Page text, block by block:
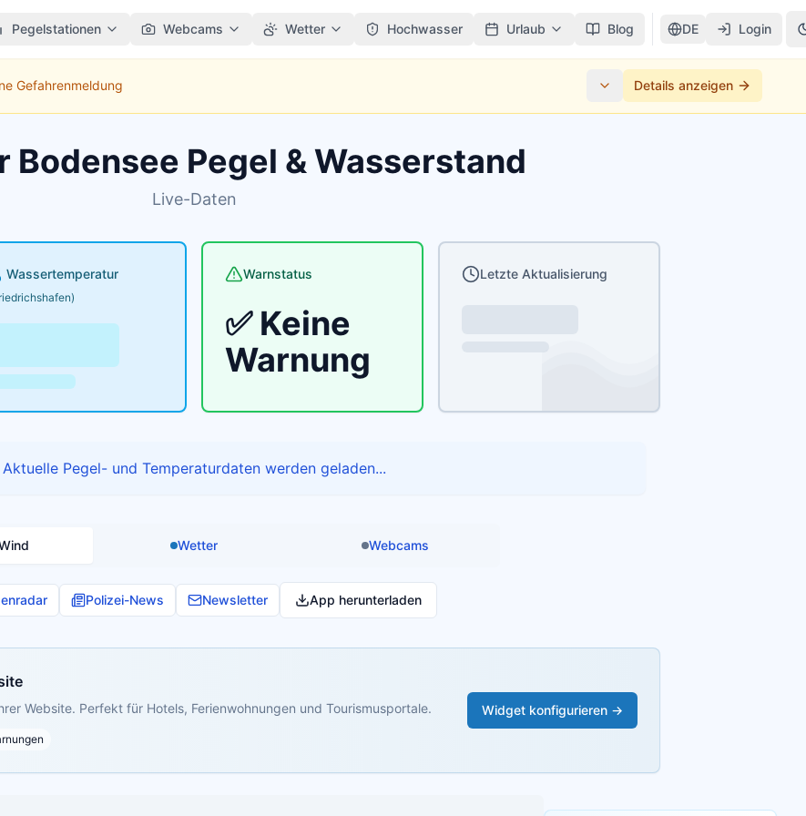
Pegelstationen Webcams Wetter Hochwasser Urlaub Blog DE Login
Gefahrenmeldung Details anzeigen
Bodensee Pegel & Wasserstand
Live-Daten
Wassertemperatur Warnstatus
✅ Keine
Warnung
Letzte Aktualisierung
Aktuelle Pegel- und Temperaturdaten werden geladen...
Wetter Webcams
Polizei-News Newsletter App herunterladen
Website. Perfekt für Hotels, Ferienwohnungen und Tourismusportale. Widget konfigurieren →